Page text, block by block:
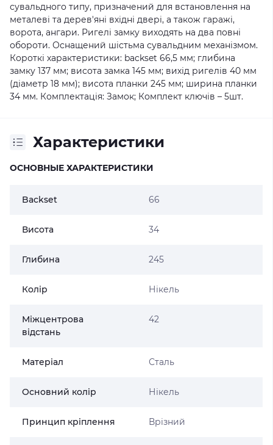
сувальдного типу, призначений для встановлення на
металеві та дерев'яні вхідні двері, а також гаражі,
ворота, ангари. Ригелі замку виходять на два повні
обороти. Оснащений шістьма сувальдним механізмом.
Короткі характеристики: backset 66,5 мм; глибина
замку 137 мм; висота замка 145 мм; вихід ригелів 40 мм
(діаметр 18 мм); висота планки 245 мм; ширина планки
34 мм. Комплектація: Замок; Комплект ключів – 5шт.
Характеристики
ОСНОВНЫЕ ХАРАКТЕРИСТИКИ
Backset 66
Висота 34
Глибина 245
Колір Нікель
Міжцентрова
відстань
42
Матеріал Сталь
Основний колір Нікель
Принцип кріплення Врізний